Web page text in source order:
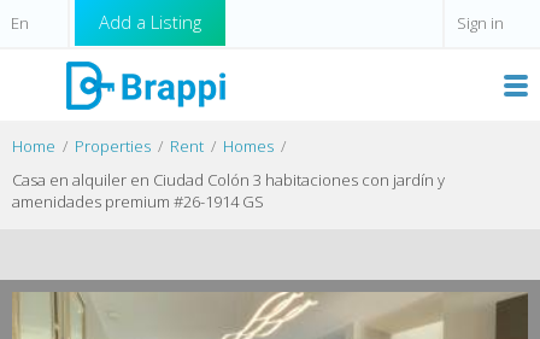
Add a Listing Sign in
Home Properties Rent
Homes
Casa en alquiler en Ciudad Colón 3 habitaciones con jardín y
amenidades premium #26-1914 GS